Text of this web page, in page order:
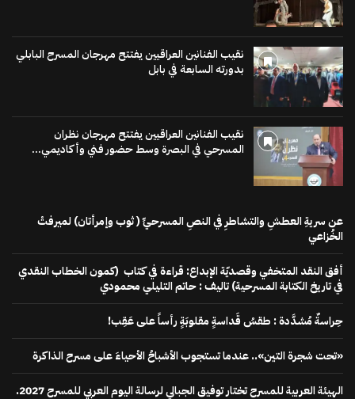
نقيب الفنانين العراقيين يفتتح مهرجان المسرح البابلي
بدورته السابعة في بابل
نقيب الفنانين العراقيين يفتتح مهرجان نظران
المسرحي في البصرة وسط حضور فني وأكاديمي...
عن سريةِ العطشِ والتشاطرِ في النصِ المسرحيِّ ( ثوب وإمرأتان) لميرفتْ
الخُزاعي
أفق النقد المتخفي وقصديّة الإبداع: قراءة في كتاب (كمون الخطاب النقدي
في تاريخ الكتابة المسرحية) تاليف : حاتم التليلي محمودي
حِراسةٌ مُشدَّدة : طقسُ قَداسةٍ مقلوبَةٍ رأساً على عَقِب!
«تحت شجرة التين».. عندما تستجوب الأشباحُ الأحياءَ على مسرح الذاكرة
الهيئة العربية للمسرح تختار توفيق الجبالي لرسالة اليوم العربي للمسرح 2027.